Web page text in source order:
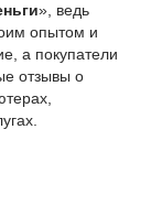
», ведь
опытом и
а покупатели
отзывы о